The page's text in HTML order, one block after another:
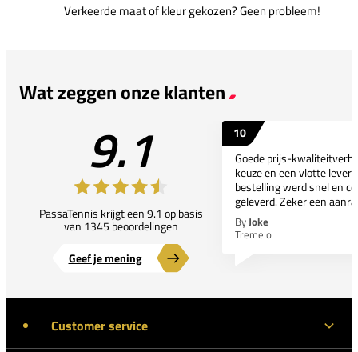
Verkeerde maat of kleur gekozen? Geen probleem!
Wat zeggen onze klanten
9.1
PassaTennis krijgt een 9.1 op basis
van 1345 beoordelingen
Geef je mening
10
Goede prijs-
keuze en een vlotte
bestelling werd snel en
geleverd. Zeker een
ByJoke
Tremelo
Customer service